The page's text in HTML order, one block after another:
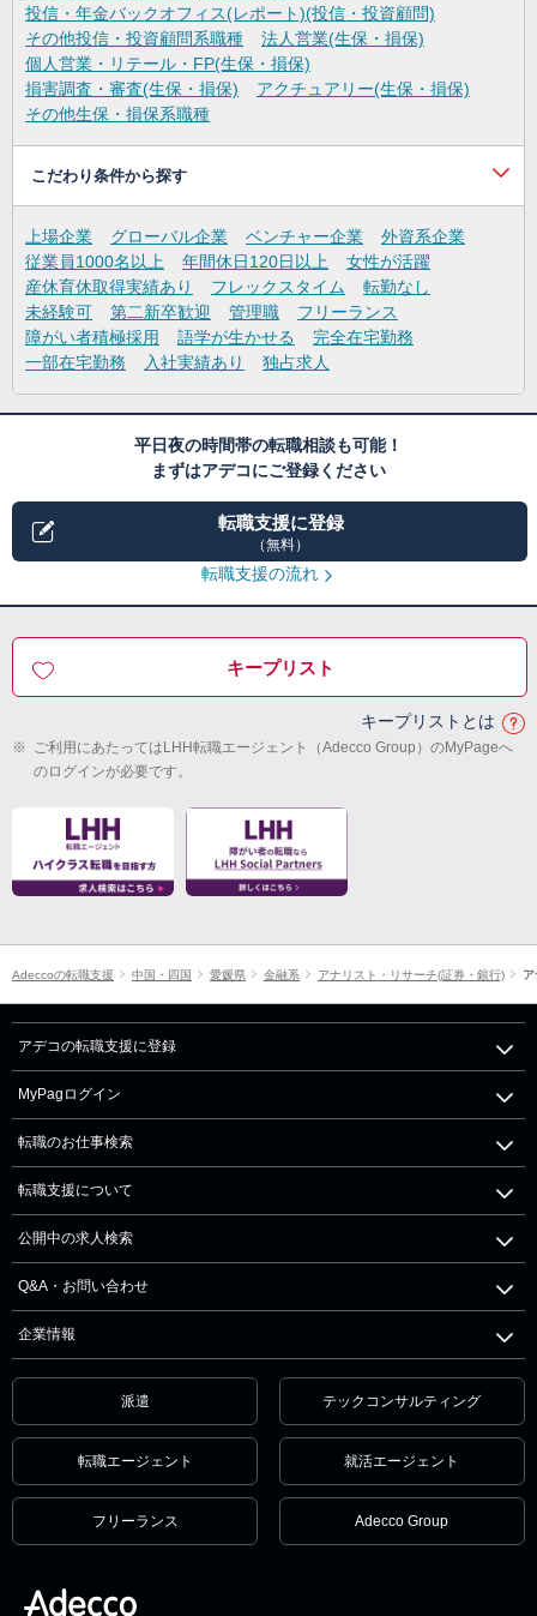
投信・年金バックオフィス(レポート)(投信・投資顧問)
その他投信・投資顧問系職種
法人営業(生保・損保)
個人営業・リテール・FP(生保・損保)
損害調査・審査(生保・損保)
アクチュアリー(生保・損保)
その他生保・損保系職種
こだわり条件から探す
上場企業 グローバル企業 ベンチャー企業
外資系企業
従業員1000名以上
年間休日120日以上
女性が活躍
産休育休取得実績あり
フレックスタイム
転勤なし
未経験可
第二新卒歓迎 管理職
フリーランス
障がい者積極採用
語学が生かせる
完全在宅勤務
一部在宅勤務
入社実績あり 独占求人
平日夜の時間帯の転職相談も可能！
まずはアデコにご登録ください
転職支援に登録
（無料）
転職支援の流れ
キープリスト
キープリストとは
※ ご利用にあたってはLHH転職エージェント（Adecco Group）のMyPageへ
のログインが必要です。
Adeccoの転職支援 中国・四国 愛媛県 金融系 アナリスト・リサーチ(証券・銀行)
アデコの転職支援に登録
MyPagログイン
転職のお仕事検索
転職支援について
公開中の求人検索
Q&A・お問い合わせ
企業情報
派遣 テックコンサルティング
転職エージェント 就活エージェント
フリーランス Adecco Group